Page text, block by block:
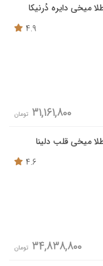
میخی دایره دُرنیکا
4.9
31,161,800 تومان
میخی قلب دلینا
4.6
34,838,800 تومان